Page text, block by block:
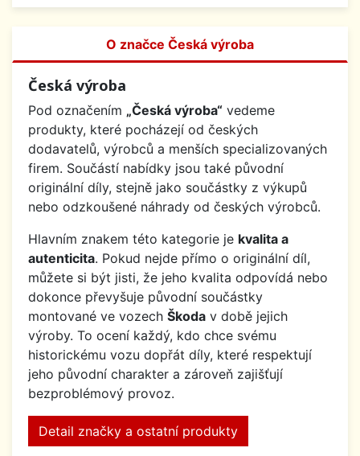
O značce Česká výroba
Česká výroba
Pod označením „Česká výroba“ vedeme
produkty, které pocházejí od českých
dodavatelů, výrobců a menších specializovaných
firem. Součástí nabídky jsou také původní
originální díly, stejně jako součástky z výkupů
nebo odzkoušené náhrady od českých výrobců.
Hlavním znakem této kategorie je kvalita a
autenticita. Pokud nejde přímo o originální díl,
můžete si být jisti, že jeho kvalita odpovídá nebo
dokonce převyšuje původní součástky
montované ve vozech Škoda v době jejich
výroby. To ocení každý, kdo chce svému
historickému vozu dopřát díly, které respektují
jeho původní charakter a zároveň zajišťují
bezproblémový provoz.
Detail značky a ostatní produkty